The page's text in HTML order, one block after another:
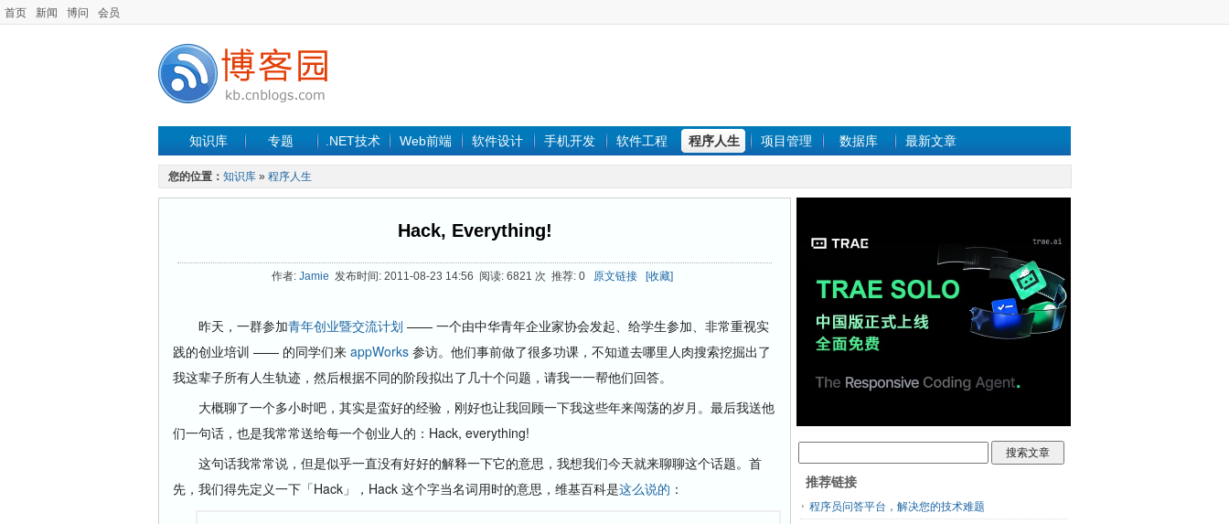
首页 新闻 博问 会员
知识库 专题 .NET技术 Web前端 软件设计 手机开发 软件工程 程序人生 项目管理 数据库 最新文章
您的位置： 知识库 » 程序人生
Hack, Everything!
作者: Jamie 发布时间: 2011-08-23 14:56 阅读: 6821 次 推荐: 0 原文链接 [收藏]
昨天，一群参加青年创业暨交流计划 —— 一个由中华青年企业家协会发起、给学生参加、非常重视实
践的创业培训 —— 的同学们来 appWorks 参访。他们事前做了很多功课，不知道去哪里人肉搜索挖掘出了
我这辈子所有人生轨迹，然后根据不同的阶段拟出了几十个问题，请我一一帮他们回答。
大概聊了一个多小时吧，其实是蛮好的经验，刚好也让我回顾一下我这些年来闯荡的岁月。最后我送他
们一句话，也是我常常送给每一个创业人的：Hack, everything!
这句话我常常说，但是似乎一直没有好好的解释一下它的意思，我想我们今天就来聊聊这个话题。首
先，我们得先定义一下「Hack」，Hack 这个字当名词用时的意思，维基百科是这么说的 ： 推荐链接
程序员问答平台，解决您的技术难题